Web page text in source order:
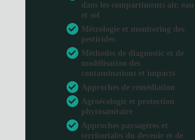
dans les compartiments air, eau
et sol
Métrologie et monitoring des
pesticides
Méthodes de diagnostic et de
modélisation des
contaminations et impacts
Approches de remédiation
Agroécologie et protection
phytosanitaire
Approches paysagères et
territoriales du devenir et de